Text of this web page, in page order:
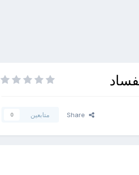
Share متابعين 0